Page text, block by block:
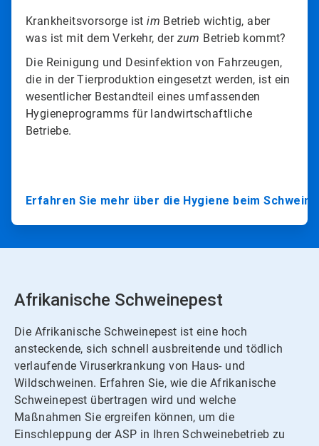
Krankheitsvorsorge istim Betrieb wichtig, aber
was ist mit dem Verkehr, der zum Betrieb kommt?​​​​​​​
Die Reinigung und Desinfektion von Fahrzeugen,
die in der Tierproduktion eingesetzt werden, ist ein
wesentlicher Bestandteil eines umfassenden
Hygieneprogramms für landwirtschaftliche
Betriebe.​​​​​​​
Erfahren Sie mehr über die Hygiene beim
Afrikanische Schweinepest
Die Afrikanische Schweinepest ist eine hoch
ansteckende, sich schnell ausbreitende und tödlich
verlaufende Viruserkrankung von Haus- und
Wildschweinen.​​​​​​​ Erfahren Sie, wie die Afrikanische
Schweinepest übertragen wird und welche
Maßnahmen Sie ergreifen können, um die
Einschleppung der ASP in Ihren Schweinebetrieb zu